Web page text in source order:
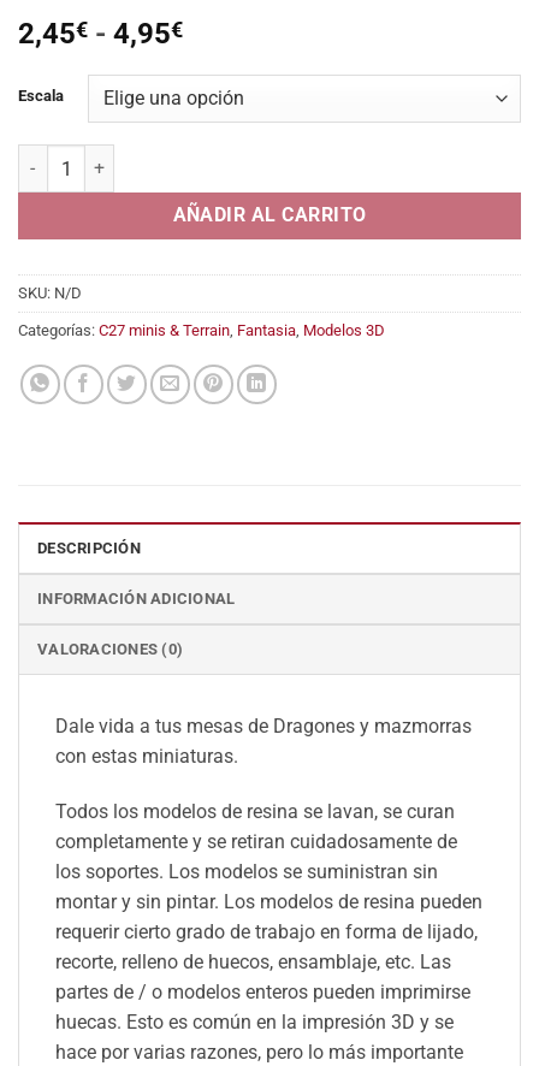
2,45€ - 4,95€Rango
precios:
desde
4,95€
Escala
Boggle cantidad
AÑADIR AL CARRITO
SKU: N/D
Categorías: C27 minis & Terrain, Fantasia, Modelos 3D
DESCRIPCIÓN
INFORMACIÓN ADICIONAL
VALORACIONES (0)
Dale vida a tus mesas de Dragones y mazmorras
con estas miniaturas.
Todos los modelos de resina se lavan, se curan
completamente y se retiran cuidadosamente de
los soportes. Los modelos se suministran sin
montar y sin pintar. Los modelos de resina pueden
requerir cierto grado de trabajo en forma de lijado,
recorte, relleno de huecos, ensamblaje, etc. Las
partes de / o modelos enteros pueden imprimirse
huecas. Esto es común en la impresión 3D y se
hace por varias razones, pero lo más importante